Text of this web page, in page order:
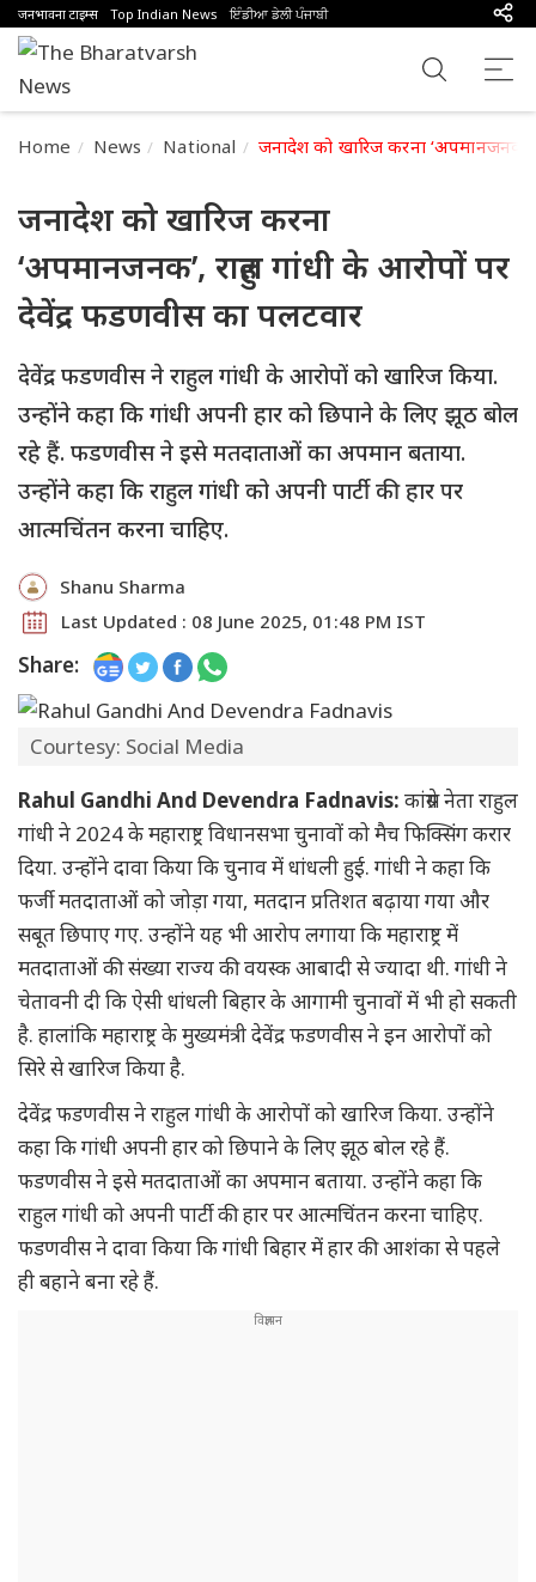
जनभावना टाइम्स Top Indian News ਇੰਡੀਆ ਡੇਲੀ ਪੰਜਾਬੀ
Home News National जनादेश को खारिज करना ‘अपमानजनक’,
जनादेश को खारिज करना
‘अपमानजनक’, राहुल गांधी के आरोपों पर
देवेंद्र फडणवीस का पलटवार
देवेंद्र फडणवीस ने राहुल गांधी के आरोपों को खारिज किया.
उन्होंने कहा कि गांधी अपनी हार को छिपाने के लिए झूठ बोल
रहे हैं. फडणवीस ने इसे मतदाताओं का अपमान बताया.
उन्होंने कहा कि राहुल गांधी को अपनी पार्टी की हार पर
आत्मचिंतन करना चाहिए.
Shanu Sharma
Last Updated : 08 June 2025, 01:48 PM IST
Share:
Courtesy: Social Media
Rahul Gandhi And Devendra Fadnavis: कांग्रेस नेता राहुल
गांधी ने 2024 के महाराष्ट्र विधानसभा चुनावों को मैच फिक्सिंग करार
दिया. उन्होंने दावा किया कि चुनाव में धांधली हुई. गांधी ने कहा कि
फर्जी मतदाताओं को जोड़ा गया, मतदान प्रतिशत बढ़ाया गया और
सबूत छिपाए गए. उन्होंने यह भी आरोप लगाया कि महाराष्ट्र में
मतदाताओं की संख्या राज्य की वयस्क आबादी से ज्यादा थी. गांधी ने
चेतावनी दी कि ऐसी धांधली बिहार के आगामी चुनावों में भी हो सकती
है. हालांकि महाराष्ट्र के मुख्यमंत्री देवेंद्र फडणवीस ने इन आरोपों को
सिरे से खारिज किया है.
देवेंद्र फडणवीस ने राहुल गांधी के आरोपों को खारिज किया. उन्होंने
कहा कि गांधी अपनी हार को छिपाने के लिए झूठ बोल रहे हैं.
फडणवीस ने इसे मतदाताओं का अपमान बताया. उन्होंने कहा कि
राहुल गांधी को अपनी पार्टी की हार पर आत्मचिंतन करना चाहिए.
फडणवीस ने दावा किया कि गांधी बिहार में हार की आशंका से पहले
ही बहाने बना रहे हैं.